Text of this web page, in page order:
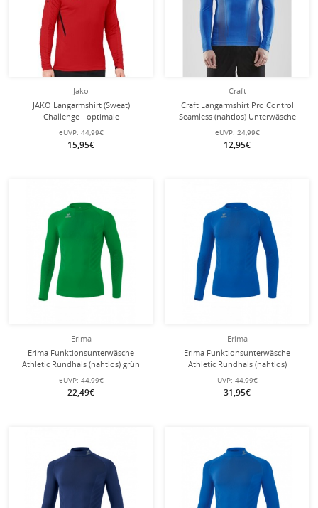
Jako
JAKO Langarmshirt (Sweat)
Challenge - optimale
Bewegungsfreiheit - rot Herren
eUVP: 44,99€
15,95€
Craft
Craft Langarmshirt Pro Control
Seamless (nahtlos) Unterwäsche
royalblau Herren
eUVP: 24,99€
12,95€
Erima
Erima Funktionsunterwäsche
Athletic Rundhals (nahtlos) grün
Herren
eUVP: 44,99€
22,49€
Erima
Erima Funktionsunterwäsche
Athletic Rundhals (nahtlos)
royalblau Herren
UVP: 44,99€
31,95€